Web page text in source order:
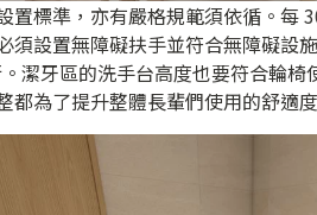
置標準，亦有嚴格規範須依循。每
須設置無障礙扶手並符合無障礙設
潔牙區的洗手台高度也要符合輪
都為了提升整體長輩們使用的舒適